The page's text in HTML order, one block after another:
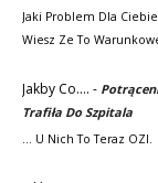
Jaki Problem Dla
Wiesz Ze To
Jakby Co.... -
Trafiła Do Szpitala
... U Nich To Teraz OZI.